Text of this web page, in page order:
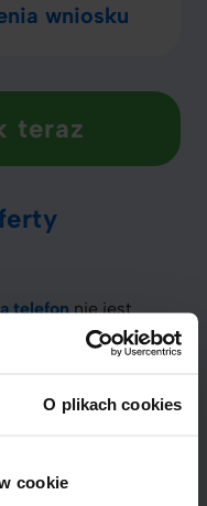
O plikach cookies
cookie
wniosku
teraz
telefonnie jest
dokładnie
kosztów i
Roczna Stopa
ocenić, ile